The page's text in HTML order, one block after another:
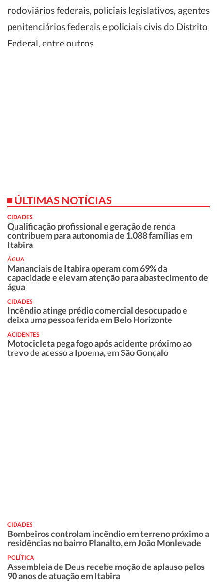
rodoviários federais, policiais legislativos, agentes
penitenciários federais e policiais civis do Distrito
Federal, entre outros
ÚLTIMAS NOTÍCIAS
CIDADES
Qualificação profissional e geração de renda
contribuem para autonomia de 1.088 famílias em
Itabira
ÁGUA
Mananciais de Itabira operam com 69% da
capacidade e elevam atenção para abastecimento de
água
CIDADES
Incêndio atinge prédio comercial desocupado e
deixa uma pessoa ferida em Belo Horizonte
ACIDENTES
Motocicleta pega fogo após acidente próximo ao
trevo de acesso a Ipoema, em São Gonçalo
CIDADES
Bombeiros controlam incêndio em terreno próximo a
residências no bairro Planalto, em João Monlevade
POLÍTICA
Assembleia de Deus recebe moção de aplauso pelos
90 anos de atuação em Itabira